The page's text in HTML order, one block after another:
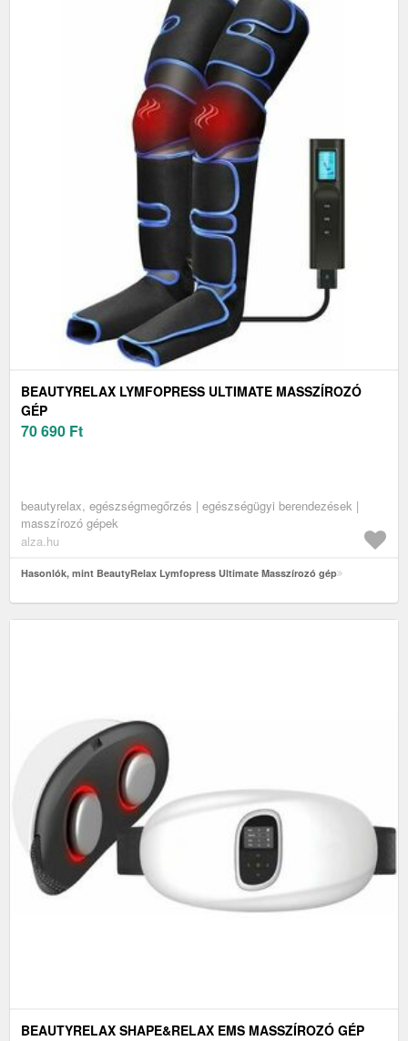
BEAUTYRELAX LYMFOPRESS ULTIMATE MASSZÍROZÓ
GÉP
70 690 Ft
beautyrelax, egészségmegőrzés | egészségügyi berendezések |
masszírozó gépek
alza.hu
Hasonlók, mint BeautyRelax Lymfopress Ultimate Masszírozó gép
BEAUTYRELAX SHAPE&RELAX EMS MASSZÍROZÓ GÉP